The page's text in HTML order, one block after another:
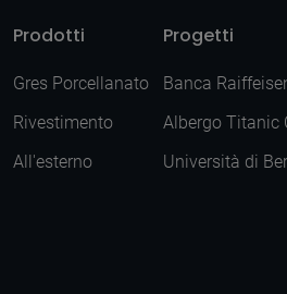
Prodotti
Gres Porcellanato
Rivestimento
All'esterno
Progetti
Banca
Albergo Titanic
Università di